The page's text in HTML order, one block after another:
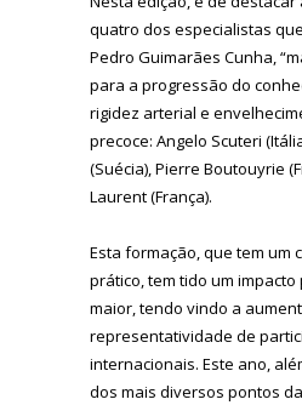
quatro dos especialistas
Pedro Guimarães Cunha,
para a progressão do
rigidez arterial e
precoce: Angelo Scuteri
(Suécia), Pierre Boutouyrie
Laurent (França).
Esta formação, que tem um
prático, tem tido um
maior, tendo vindo a
representatividade de
internacionais. Este ano,
dos mais diversos pontos